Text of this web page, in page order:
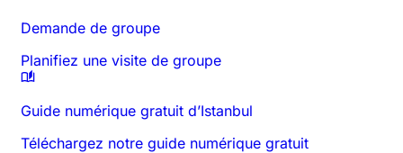
Demande de groupe
Planifiez une visite de groupe
Guide numérique gratuit d’Istanbul
Téléchargez notre guide numérique gratuit